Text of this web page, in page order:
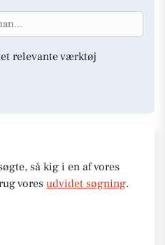
relevante værktøj
så kig i en af vores
vores udvidet søgning.